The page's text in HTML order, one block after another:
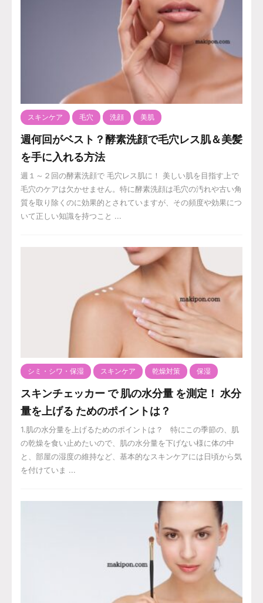
スキンケア 毛穴 洗顔 美肌
週何回がベスト？酵素洗顔で毛穴レス肌＆美髪
を手に入れる方法
週１～２回の酵素洗顔で 毛穴レス肌に！ 美しい肌を目指す上で
毛穴のケアは欠かせません。特に酵素洗顔は毛穴の汚れや古い角
質を取り除くのに効果的とされていますが、その頻度や効果につ
いて正しい知識を持つこと ...
シミ・シワ・保湿 スキンケア 乾燥対策 保湿
スキンチェッカー で 肌の水分量 を測定！ 水分
量を上げる ためのポイントは？
1.肌の水分量を上げるためのポイントは？ 特にこの季節の、肌
の乾燥を食い止めたいので、肌の水分量を下げない様に体の中
と、部屋の湿度の維持など、基本的なスキンケアには日頃から気
を付けていま ...